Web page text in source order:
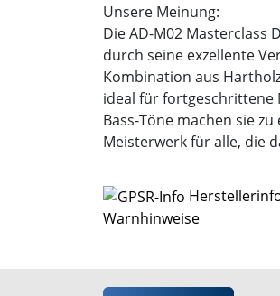
Unsere Meinung:
Die AD-M02
durch seine exzellente
Kombination aus
ideal für fortgeschrittene
Bass-Töne machen sie
Meisterwerk für alle, die
Warnhinweise